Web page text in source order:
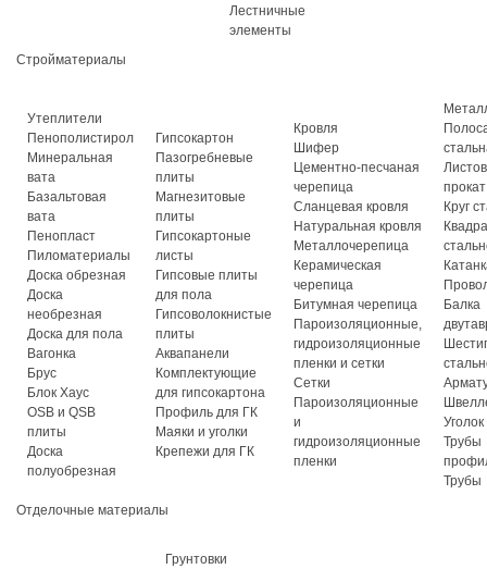
Лестничные
элементы
Стройматериалы
Утеплители
Пенополистирол
Минеральная
вата
Базальтовая
вата
Пенопласт
Пиломатериалы
Доска обрезная
Доска
необрезная
Доска для пола
Вагонка
Брус
Блок Хаус
OSB и QSB
плиты
Доска
полуобрезная
Гипсокартон
Пазогребневые
плиты
Магнезитовые
плиты
Гипсокартоные
листы
Гипсовые плиты
для пола
Гипсоволокнистые
плиты
Аквапанели
Комплектующие
для гипсокартона
Профиль для ГК
Маяки и уголки
Крепежи для ГК
Кровля
Шифер
Цементно-песчаная
черепица
Сланцевая кровля
Натуральная кровля
Металлочерепица
Керамическая
черепица
Битумная черепица
Пароизоляционные,
гидроизоляционные
пленки и сетки
Сетки
Пароизоляционные
и
гидроизоляционные
пленки
прокат
Круг
Балка
Уголок
Трубы
Трубы
Отделочные материалы
Грунтовки